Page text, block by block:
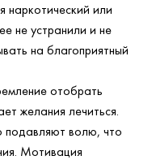
наркотический или
не устранили и не
на благоприятный
отобрать
желания лечиться.
подавляют волю, что
Мотивация